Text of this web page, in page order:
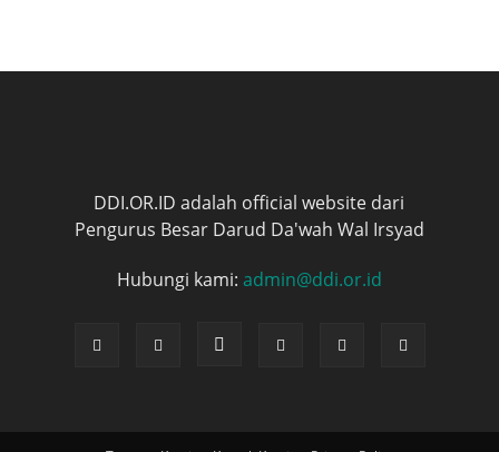
DDI.OR.ID adalah official website dari
Pengurus Besar Darud Da'wah Wal Irsyad
Hubungi kami: admin@ddi.or.id